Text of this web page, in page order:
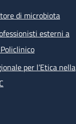
di microbiota
esterni a
per l’Etica nella